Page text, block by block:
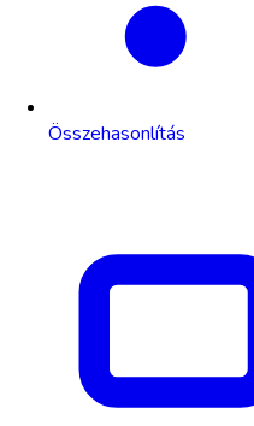
Összehasonlítás